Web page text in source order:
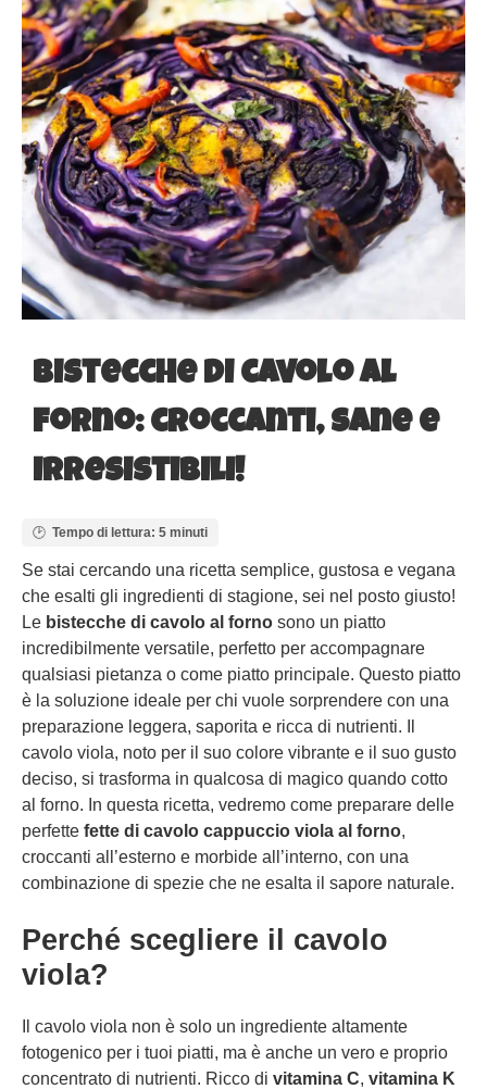
Bistecche di cavolo al
forno: croccanti, sane e
irresistibili!
Tempo di lettura: 5 minuti
Se stai cercando una ricetta semplice, gustosa e vegana
che esalti gli ingredienti di stagione, sei nel posto giusto!
Le bistecche di cavolo al forno sono un piatto
incredibilmente versatile, perfetto per accompagnare
qualsiasi pietanza o come piatto principale. Questo piatto
è la soluzione ideale per chi vuole sorprendere con una
preparazione leggera, saporita e ricca di nutrienti. Il
cavolo viola, noto per il suo colore vibrante e il suo gusto
deciso, si trasforma in qualcosa di magico quando cotto
al forno. In questa ricetta, vedremo come preparare delle
perfette fette di cavolo cappuccio viola al forno,
croccanti all’esterno e morbide all’interno, con una
combinazione di spezie che ne esalta il sapore naturale.
Perché scegliere il cavolo
viola?
Il cavolo viola non è solo un ingrediente altamente
fotogenico per i tuoi piatti, ma è anche un vero e proprio
concentrato di nutrienti. Ricco di vitamina C, vitamina K